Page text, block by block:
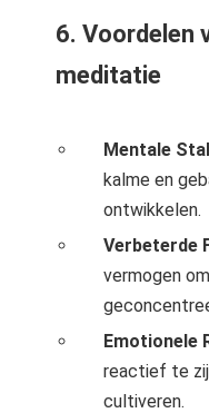
6. Voordelen
meditatie
Mentale
kalme en
ontwikkelen.
Verbeterde
vermogen
Emotionele
reactief te
cultiveren.